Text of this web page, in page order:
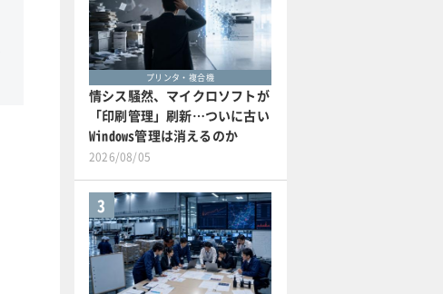
プリンタ・複合機
情シス騒然、マイクロソフトが
「印刷管理」刷新…ついに古い
Windows管理は消えるのか
2026/08/05
3